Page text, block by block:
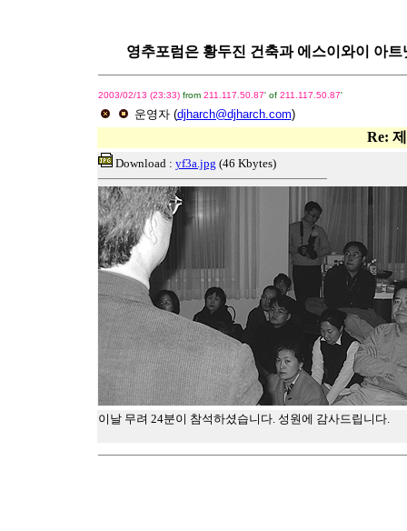
영추포럼은 황두진 건축과 에스이와이 아
2003/02/13 (23:33)from 211.117.50.87' of 211.117.50.87'
운영자 (djharch@djharch.com)
Re:
Download : yf3a.jpg (46 Kbytes)
이날 무려 24분이 참석하셨습니다. 성원에 감사드립니다.